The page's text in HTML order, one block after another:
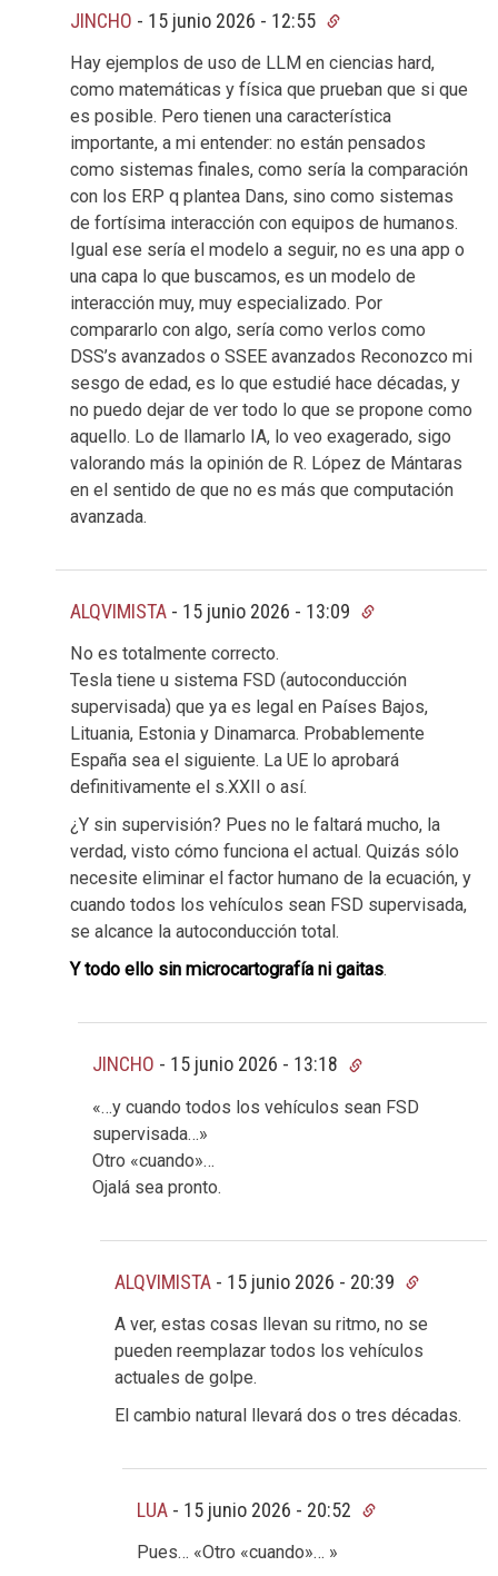
JINCHO - 15 junio 2026 - 12:55
Hay ejemplos de uso de LLM en ciencias hard,
como matemáticas y física que prueban que si que
es posible. Pero tienen una característica
importante, a mi entender: no están pensados
como sistemas finales, como sería la comparación
con los ERP q plantea Dans, sino como sistemas
de fortísima interacción con equipos de humanos.
Igual ese sería el modelo a seguir, no es una app o
una capa lo que buscamos, es un modelo de
interacción muy, muy especializado. Por
compararlo con algo, sería como verlos como
DSS’s avanzados o SSEE avanzados Reconozco mi
sesgo de edad, es lo que estudié hace décadas, y
no puedo dejar de ver todo lo que se propone como
aquello. Lo de llamarlo IA, lo veo exagerado, sigo
valorando más la opinión de R. López de Mántaras
en el sentido de que no es más que computación
avanzada.
ALQVIMISTA - 15 junio 2026 - 13:09
No es totalmente correcto.
Tesla tiene u sistema FSD (autoconducción
supervisada) que ya es legal en Países Bajos,
Lituania, Estonia y Dinamarca. Probablemente
España sea el siguiente. La UE lo aprobará
definitivamente el s.XXII o así.
¿Y sin supervisión? Pues no le faltará mucho, la
verdad, visto cómo funciona el actual. Quizás sólo
necesite eliminar el factor humano de la ecuación, y
cuando todos los vehículos sean FSD supervisada,
se alcance la autoconducción total.
Y todo ello sin microcartografía ni gaitas.
JINCHO - 15 junio 2026 - 13:18
«…y cuando todos los vehículos sean FSD
supervisada…»
Otro «cuando»…
Ojalá sea pronto.
ALQVIMISTA - 15 junio 2026 - 20:39
A ver, estas cosas llevan su ritmo, no se
pueden reemplazar todos los vehículos
actuales de golpe.
El cambio natural llevará dos o tres décadas.
LUA - 15 junio 2026 - 20:52
Pues… «Otro «cuando»… »